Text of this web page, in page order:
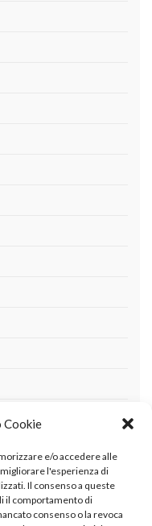
Cookie
e/o accedere alle
l'esperienza di
Il consenso a queste
il comportamento di
consenso o la revoca